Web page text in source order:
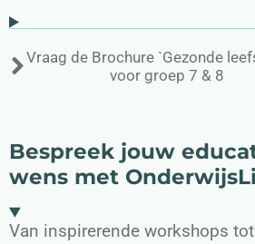
Vraag de Brochure `Gezonde
voor groep 7 & 8
Bespreek jouw
wens met
Van inspirerende workshops